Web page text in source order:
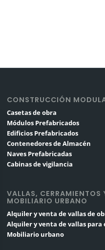
CONSTRUCCIÓN
Casetas de obra
Módulos Prefabricados
Edificios Prefabricados
Contenedores de Almacén
Naves Prefabricadas
Cabinas de vigilancia
VALLAS, CERRAMIENTOS
MOBILIARIO URBANO
Alquiler y venta de vallas de
Alquiler y venta de vallas para
Mobiliario urbano